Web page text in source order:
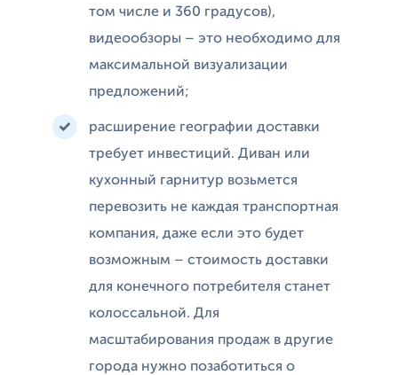
том числе и 360 градусов),
видеообзоры – это необходимо для
максимальной визуализации
предложений;
расширение географии доставки
требует инвестиций. Диван или
кухонный гарнитур возьмется
перевозить не каждая транспортная
компания, даже если это будет
возможным – стоимость доставки
для конечного потребителя станет
колоссальной. Для
масштабирования продаж в другие
города нужно позаботиться о